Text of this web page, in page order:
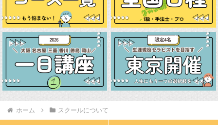
ホーム スクールについて